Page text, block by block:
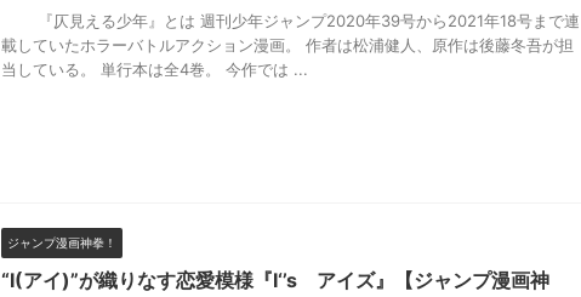
『仄見える少年』とは 週刊少年ジャンプ2020年39号から2021年18号まで連
載していたホラーバトルアクション漫画。 作者は松浦健人、原作は後藤冬吾が担
当している。 単行本は全4巻。 今作では ...
ジャンプ漫画神拳！
“I(アイ)”が織りなす恋愛模様『I‘’s アイズ』【ジャンプ漫画神